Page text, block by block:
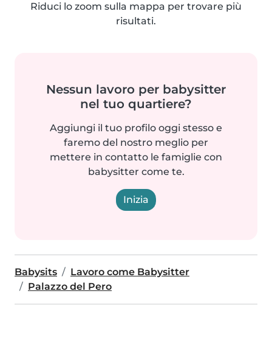
Riduci lo zoom sulla mappa per trovare più
risultati.
Nessun lavoro per babysitter
nel tuo quartiere?
Aggiungi il tuo profilo oggi stesso e
faremo del nostro meglio per
mettere in contatto le famiglie con
babysitter come te.
Inizia
Babysits
Lavoro come Babysitter
Palazzo del Pero